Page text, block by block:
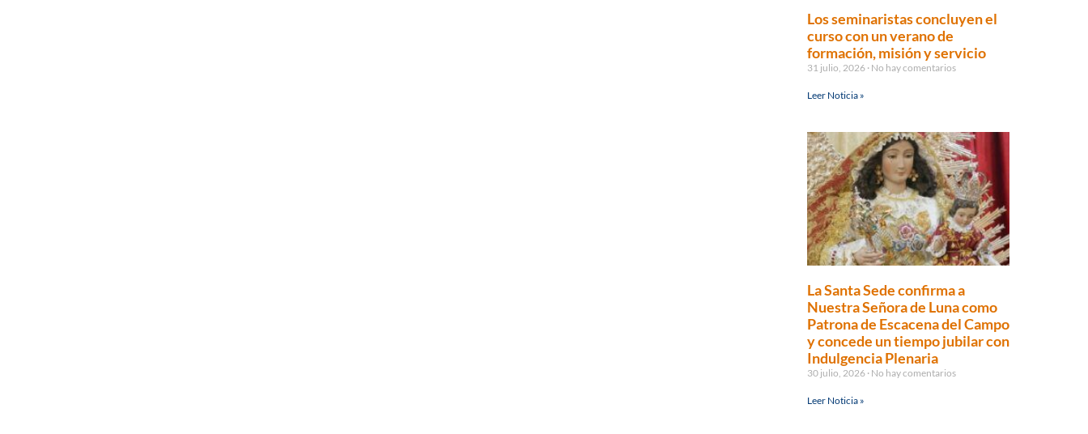
Los seminaristas concluyen el
curso con un verano de
formación, misión y servicio
31 julio, 2026 No hay comentarios
Leer Noticia »
La Santa Sede confirma a
Nuestra Señora de Luna como
Patrona de Escacena del Campo
y concede un tiempo jubilar con
Indulgencia Plenaria
30 julio, 2026 No hay comentarios
Leer Noticia »